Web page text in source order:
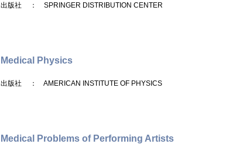
出版社 ： SPRINGER DISTRIBUTION CENTER
Medical Physics
出版社 ： AMERICAN INSTITUTE OF PHYSICS
Medical Problems of Performing Artists